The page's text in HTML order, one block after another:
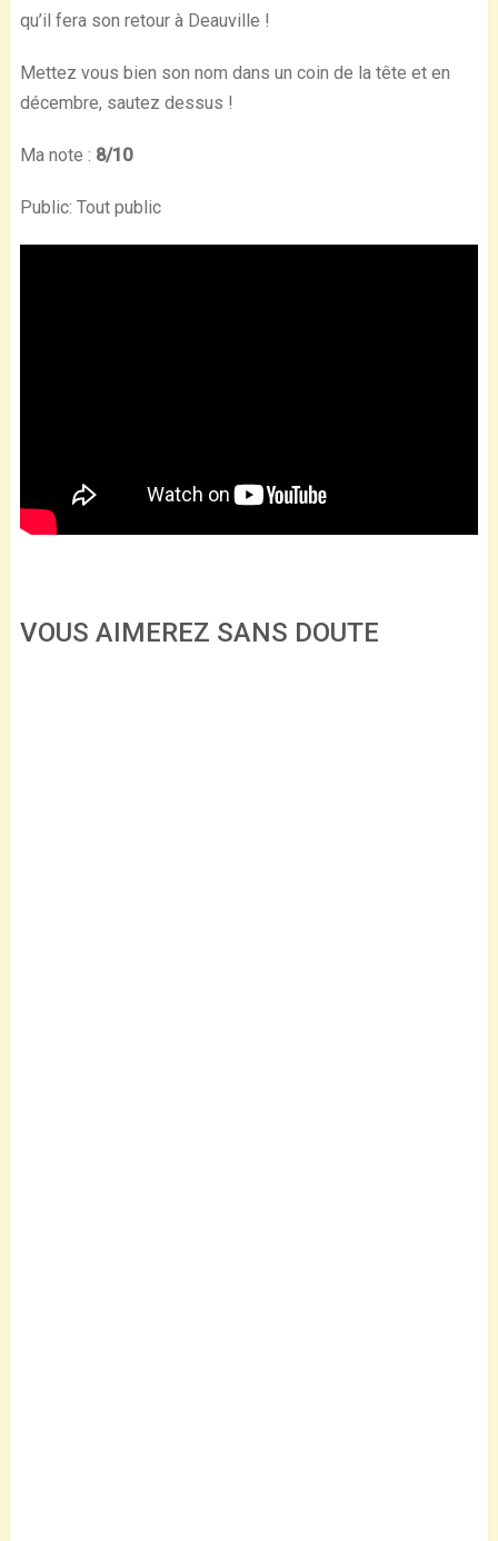
qu’il fera son retour à Deauville !
Mettez vous bien son nom dans un coin de la tête et en
décembre, sautez dessus !
Ma note : 8/10
Public: Tout public
VOUS AIMEREZ SANS DOUTE